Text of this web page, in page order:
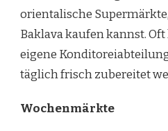
orientalische
Baklava kaufen kannst.
eigene
täglich frisch zubereitet
Wochenmärkte